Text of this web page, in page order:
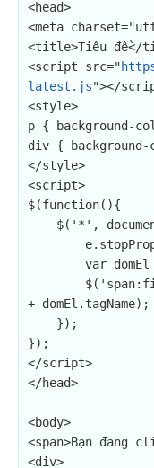
<head>
<meta
<title>Tiêu đề</
<script src="
latest.js"></
<style>
p { background-
div {
</style>
<script>
$(function(){
var
+ domEl.tagName);
});
</script>
</head>
<body>
<span>Bạn đang
<div>